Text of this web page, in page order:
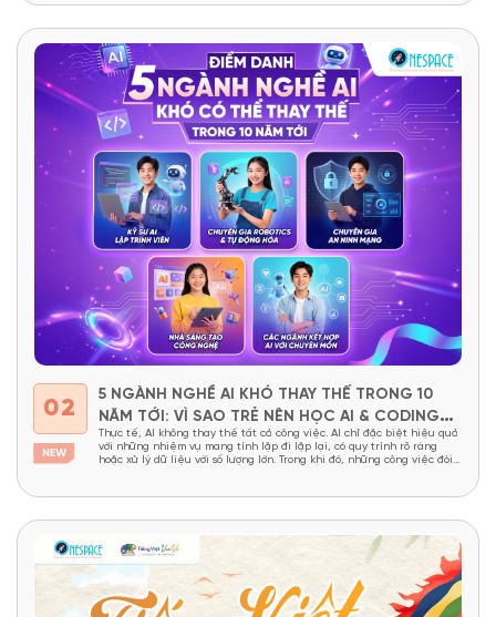
02
5 NGÀNH NGHỀ AI KHÓ THAY THẾ TRONG 10
NĂM TỚI: VÌ SAO TRẺ NÊN HỌC AI & CODING
TỪ SỚM?
Thực tế, AI không thay thế tất cả công việc. AI chỉ đặc biệt hiệu quả
với những nhiệm vụ mang tính lặp đi lặp lại, có quy trình rõ ràng
hoặc xử lý dữ liệu với số lượng lớn. Trong khi đó, những công việc đòi